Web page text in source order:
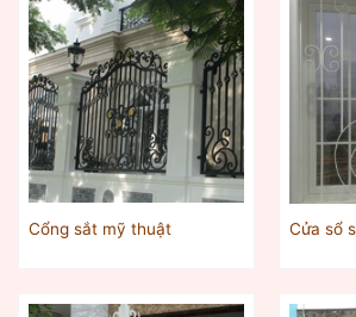
Cổng sắt mỹ thuật Cửa sổ